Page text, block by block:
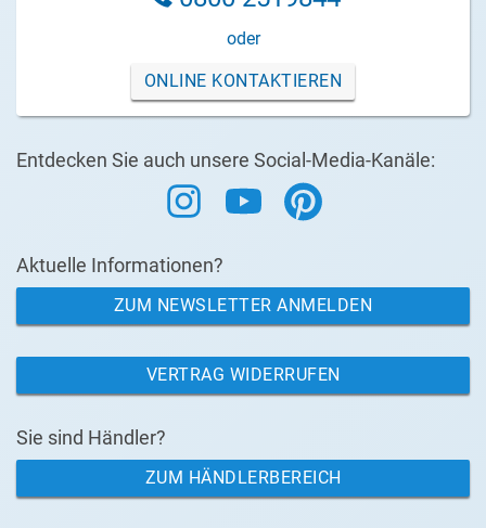
oder
ONLINE KONTAKTIEREN
Entdecken Sie auch unsere Social-Media-Kanäle:
Aktuelle Informationen?
ZUM NEWSLETTER ANMELDEN
VERTRAG WIDERRUFEN
Sie sind Händler?
ZUM HÄNDLERBEREICH